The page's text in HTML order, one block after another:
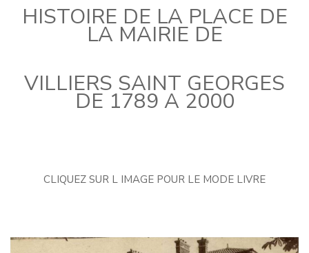
HISTOIRE DE LA PLACE DE
LA MAIRIE DE
VILLIERS SAINT GEORGES
DE 1789 A 2000
CLIQUEZ SUR L IMAGE POUR LE MODE LIVRE